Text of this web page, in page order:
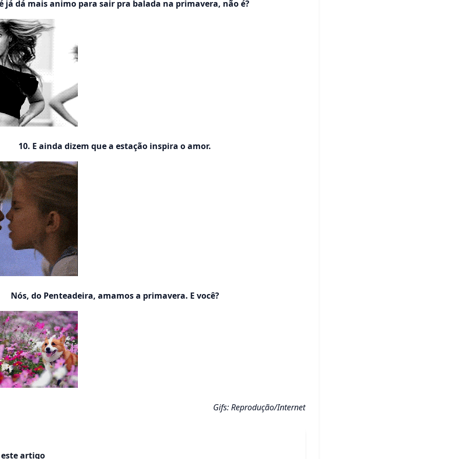
já dá mais animo para sair pra balada na primavera, não é?
10. E ainda dizem que a estação inspira o amor.
Nós, do Penteadeira, amamos a primavera. E você?
Gifs: Reprodução/Internet
artigo